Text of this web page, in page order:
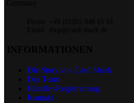
Die Story von Card Shark
Das Team
Händler-Registrierung
Kontakt